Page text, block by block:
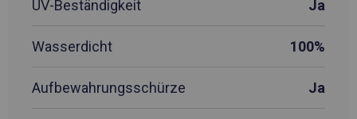
UV-Beständigkeit Ja
Wasserdicht 100%
Aufbewahrungsschürze Ja